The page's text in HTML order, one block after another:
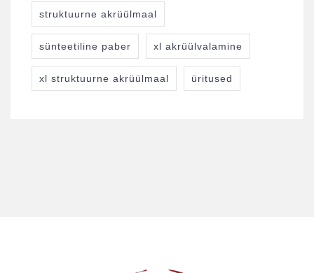
struktuurne akrüülmaal
sünteetiline paber xl akrüülvalamine
xl struktuurne akrüülmaal üritused